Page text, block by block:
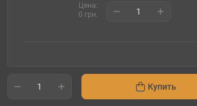
Цена:
0 грн.
Купить